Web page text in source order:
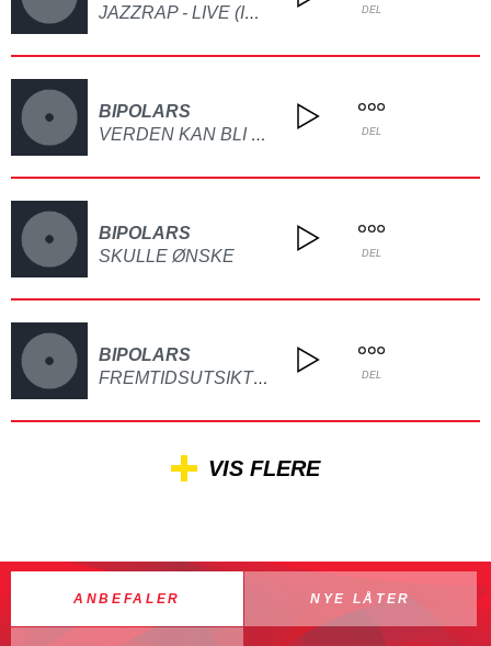
JAZZRAP - LIVE (INTRO) DEL
BIPOLARS
VERDEN KAN BLI KUNST DEL
BIPOLARS
SKULLE ØNSKE
DEL
BIPOLARS
FREMTIDSUTSIKTER DEL
VIS FLERE
ANBEFALER NYE LÅTER